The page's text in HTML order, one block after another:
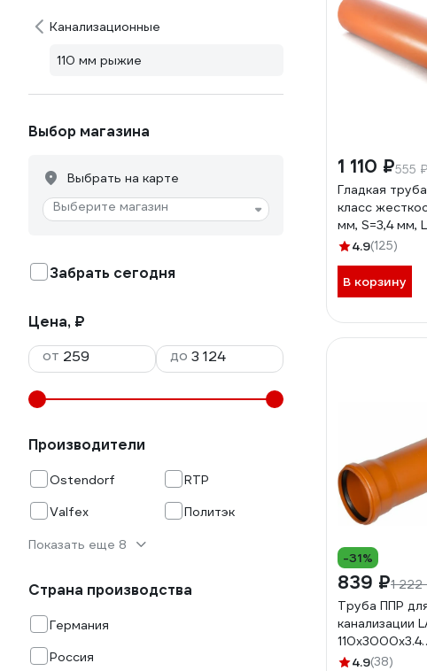
Канализационные
110 мм рыжие
Выбор магазина
Выбрать на карте
Выберите магазин
Забрать сегодня
Цена, ₽
от
до
Производители
Ostendorf
RTP
Valfex
Политэк
Показать еще 8
Страна производства
Германия
Россия
1 110 ₽555
Гладкая
класс
мм, S=3,4 мм,
112114.9(125)
В корзину
-31%
839 ₽1 222
Труба ППР
канализации
110x3000x3.4
4.9(38)